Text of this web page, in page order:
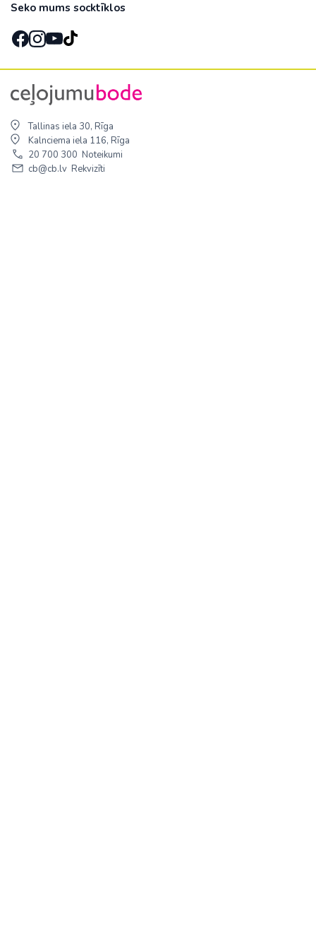
Seko mums socktīklos
Tallinas iela 30, Rīga
Kalnciema iela 116, Rīga
20 700 300 Noteikumi
cb@cb.lv Rekvizīti